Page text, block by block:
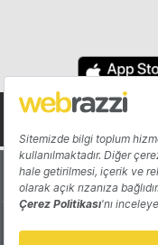
Hakkında
Katkıda Bulun